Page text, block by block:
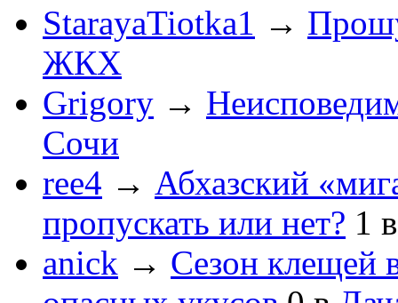
StarayaTiotka1 →
ЖКХ
Grigory →
Сочи
ree4 → Абхазский
пропускать или нет? 1
anick → Сезон клещей